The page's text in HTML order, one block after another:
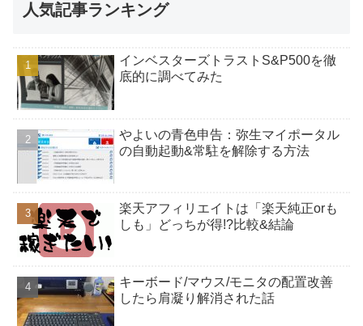
人気記事ランキング
インベスターズトラストS&P500を徹
底的に調べてみた
やよいの青色申告：弥生マイポータル
の自動起動&常駐を解除する方法
楽天アフィリエイトは「楽天純正orも
しも」どっちが得!?比較&結論
キーボード/マウス/モニタの配置改善
したら肩凝り解消された話